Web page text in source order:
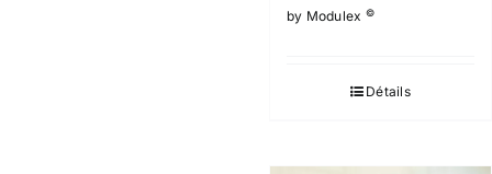
by Modulex ©
Détails